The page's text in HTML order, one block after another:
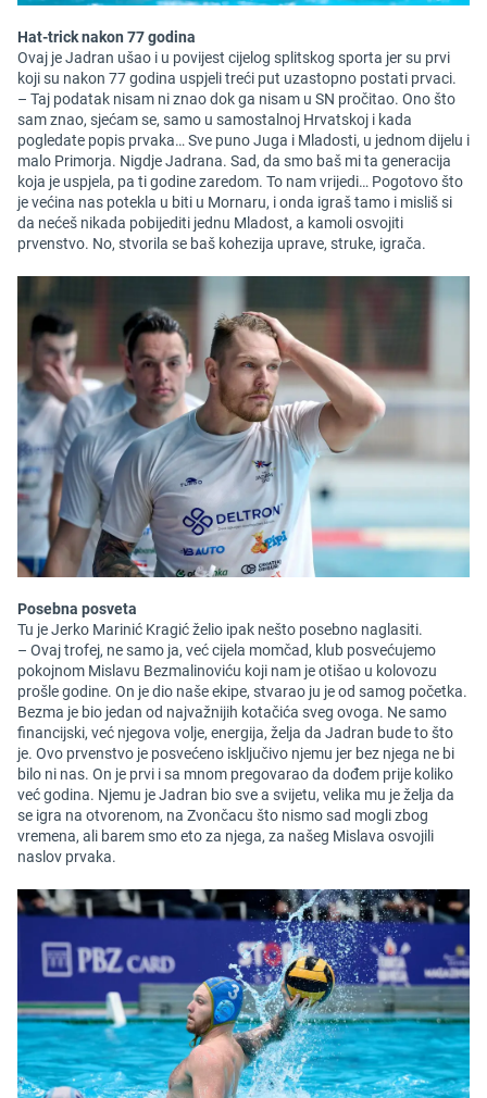
Hat-trick nakon 77 godina
Ovaj je Jadran ušao i u povijest cijelog splitskog sporta jer su prvi
koji su nakon 77 godina uspjeli treći put uzastopno postati prvaci.
– Taj podatak nisam ni znao dok ga nisam u SN pročitao. Ono što
sam znao, sjećam se, samo u samostalnoj Hrvatskoj i kada
pogledate popis prvaka… Sve puno Juga i Mladosti, u jednom dijelu i
malo Primorja. Nigdje Jadrana. Sad, da smo baš mi ta generacija
koja je uspjela, pa ti godine zaredom. To nam vrijedi… Pogotovo što
je većina nas potekla u biti u Mornaru, i onda igraš tamo i misliš si
da nećeš nikada pobijediti jednu Mladost, a kamoli osvojiti
prvenstvo. No, stvorila se baš kohezija uprave, struke, igrača.
Posebna posveta
Tu je Jerko Marinić Kragić želio ipak nešto posebno naglasiti.
– Ovaj trofej, ne samo ja, već cijela momčad, klub posvećujemo
pokojnom Mislavu Bezmalinoviću koji nam je otišao u kolovozu
prošle godine. On je dio naše ekipe, stvarao ju je od samog početka.
Bezma je bio jedan od najvažnijih kotačića sveg ovoga. Ne samo
financijski, već njegova volje, energija, želja da Jadran bude to što
je. Ovo prvenstvo je posvećeno isključivo njemu jer bez njega ne bi
bilo ni nas. On je prvi i sa mnom pregovarao da dođem prije koliko
već godina. Njemu je Jadran bio sve a svijetu, velika mu je želja da
se igra na otvorenom, na Zvončacu što nismo sad mogli zbog
vremena, ali barem smo eto za njega, za našeg Mislava osvojili
naslov prvaka.